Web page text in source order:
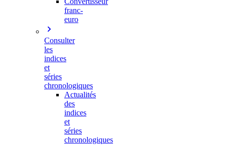
franc-
euro
Consulter
les
indices
et
séries
chronologiques
Actualités
des
indices
et
séries
chronologiques